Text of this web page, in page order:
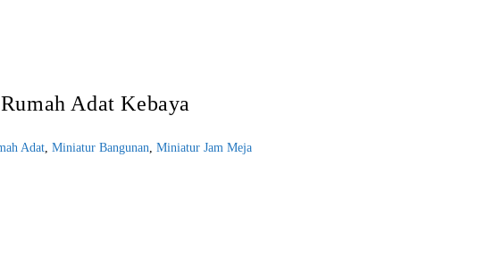
Adat Kebaya
Adat, Miniatur Bangunan, Miniatur Jam Meja